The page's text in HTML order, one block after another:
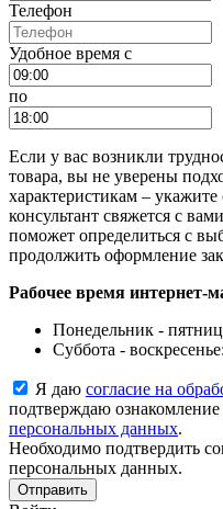
Телефон
Удобное время c
по
Если у вас возникли
товара, вы не уверены
характеристикам –
консультант свяжется с
поможет определиться с
продолжить оформление
Рабочее время интернет-
Понедельник -
Суббота -
Я даю согласие на
подтверждаю ознакомление
персональных данных.
Необходимо подтвердить
персональных данных.
Отправить